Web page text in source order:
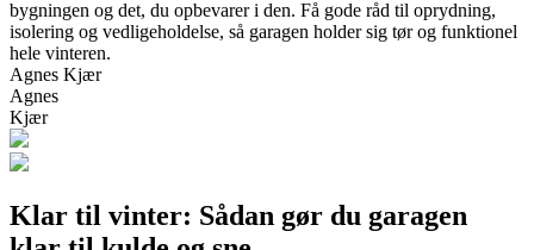
bygningen og det, du opbevarer i den. Få gode råd til oprydning,
isolering og vedligeholdelse, så garagen holder sig tør og funktionel
hele vinteren.
Agnes Kjær
Agnes
Kjær
Klar til vinter: Sådan gør du garagen